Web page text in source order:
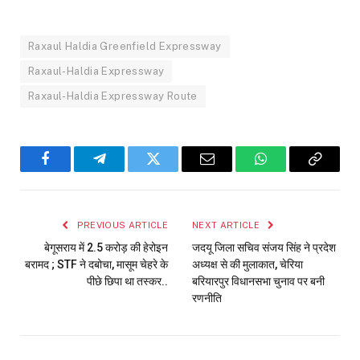
Raxaul Haldia Greenfield Expressway
Raxaul-Haldia Expressway
Raxaul-Haldia Expressway Route
FacebookTelegramTwitter Email WhatsAppCopy
PREVIOUS ARTICLE
बेगूसराय में 2.5 करोड़ की हेरोइन
बरामद ; STF ने दबोचा, मासूम चेहरे के
पीछे छिपा था तस्कर..
NEXT ARTICLE
जदयू जिला सचिव संजय सिंह ने प्रदेश
अध्यक्ष से की मुलाकात, चेरिया
बरियारपुर विधानसभा चुनाव पर बनी
रणनीति